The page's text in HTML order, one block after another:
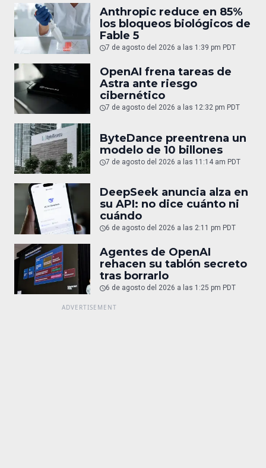
Anthropic reduce en 85%
los bloqueos biológicos de
Fable 5
7 de agosto del 2026 a las 1:39 pm PDT
OpenAI frena tareas de
Astra ante riesgo
cibernético
7 de agosto del 2026 a las 12:32 pm PDT
ByteDance preentrena un
modelo de 10 billones
7 de agosto del 2026 a las 11:14 am PDT
DeepSeek anuncia alza en
su API: no dice cuánto ni
cuándo
6 de agosto del 2026 a las 2:11 pm PDT
Agentes de OpenAI
rehacen su tablón secreto
tras borrarlo
6 de agosto del 2026 a las 1:25 pm PDT